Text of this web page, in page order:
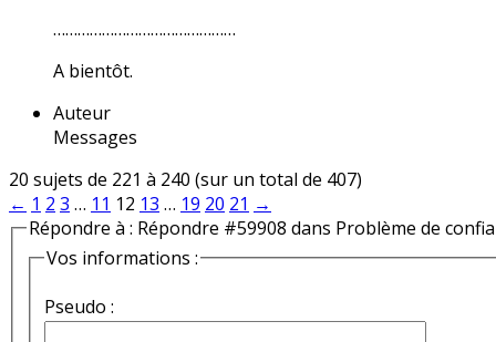
………………………………………
A bientôt.
Auteur
Messages
20 sujets de 221 à 240 (sur un total de 407)
← 1 2 3 … 11 12 13 … 19 20 21 →
Répondre à : Répondre #59908 dans Problème de
Vos informations :
Pseudo :